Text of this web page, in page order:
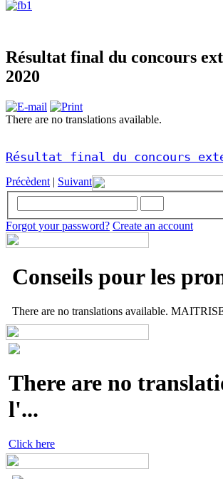
Résultat final du concours
2020
There are no translations available.
Résultat final du concours
Précèdent | Suivant
Forgot your password? Create an account
Conseils pour les
There are no translations available.
There are no
l'...
Click here